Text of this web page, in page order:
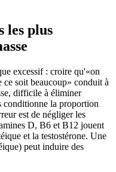
les plus
excessif : croire qu'«on
soit beaucoup» conduit à
difficile à éliminer
conditionne la proportion
est de négliger les
D, B6 et B12 jouent
et la testostérone. Une
peut induire des